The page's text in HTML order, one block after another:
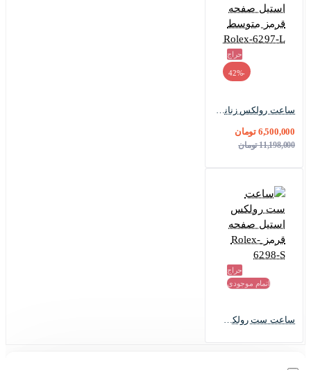
حراج
-42%
ساعت رولکس زنانه استیل صفحه قرمز متوسط Rolex-6297-L
6,500,000 تومان
11,198,000 تومان
حراج
اتمام موجودی
ساعت ست رولکس استیل صفحه قرمز Rolex-6298-S